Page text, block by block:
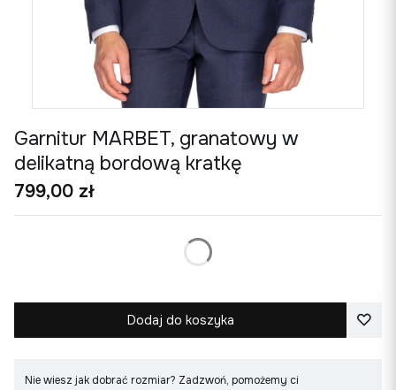
Garnitur MARBET, granatowy w
delikatną bordową kratkę
Cena
799,00 zł
Wybierz rozmiar
Dodaj do koszyka
Nie wiesz jak dobrać rozmiar? Zadzwoń, pomożemy ci